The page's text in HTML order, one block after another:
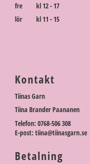
fre kl 12 - 17
lör kl 11 - 15
Kontakt
Tiinas Garn
Tiina Brander Paananen
Telefon: 0768-506 308
E-post: tiina@tiinasgarn.se
Betalning